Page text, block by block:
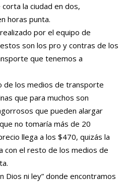
la ciudad en dos,
horas punta.
por el equipo de
son los pro y contras de los
que tenemos a
de los medios de transporte
que para muchos son
que pueden alargar
no tomaría más de 20
llega a los $470, quizás la
con el resto de los medios de
Dios ni ley” donde encontramos